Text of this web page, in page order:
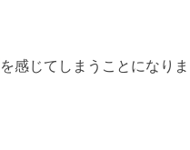
を感じてしまうことになりま